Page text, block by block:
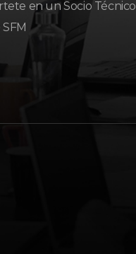
en un Socio Técnico